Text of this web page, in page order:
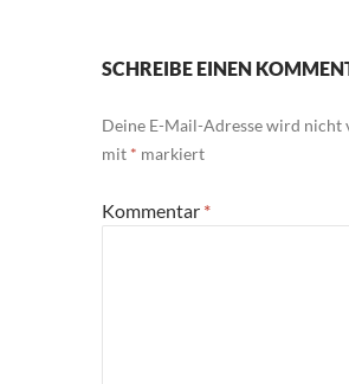
SCHREIBE EINEN
Deine E-Mail-Adresse wird
mit * markiert
Kommentar *